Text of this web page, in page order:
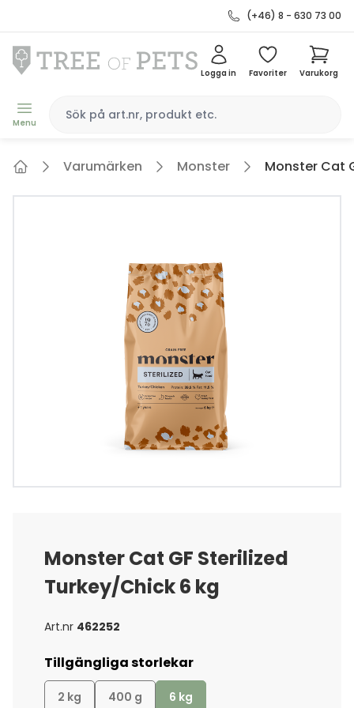
(+46) 8 - 630 73 00
Menu
Logga in Favoriter Varukorg
Varumärken Monster Monster Cat
Monster Cat GF Sterilized
Turkey/Chick 6 kg
Art.nr 462252
Tillgängliga storlekar
2 kg 400 g 6 kg